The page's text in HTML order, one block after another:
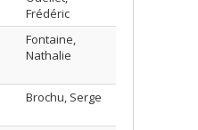
Frédéric
Fontaine,
Nathalie
Brochu, Serge